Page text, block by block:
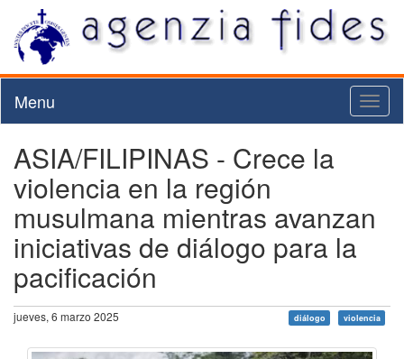
Menu
ASIA/FILIPINAS - Crece la
violencia en la región
musulmana mientras avanzan
iniciativas de diálogo para la
pacificación
jueves, 6 marzo 2025 diálogo violencia